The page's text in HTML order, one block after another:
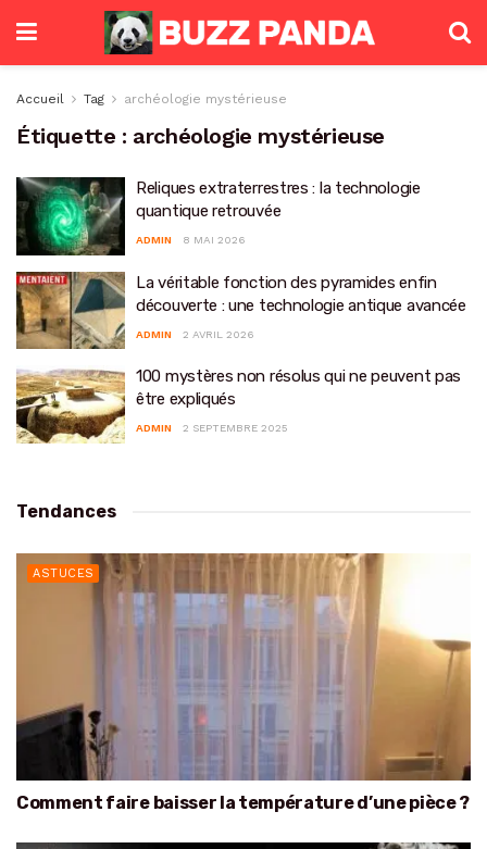
Accueil Tag archéologie mystérieuse
Étiquette : archéologie mystérieuse
Reliques extraterrestres : la technologie
quantique retrouvée
ADMIN 8 MAI 2026
La véritable fonction des pyramides enfin
découverte : une technologie antique avancée
ADMIN 2 AVRIL 2026
100 mystères non résolus qui ne peuvent pas
être expliqués
ADMIN 2 SEPTEMBRE 2025
Tendances
ASTUCES
Comment faire baisser la température d’une pièce ?